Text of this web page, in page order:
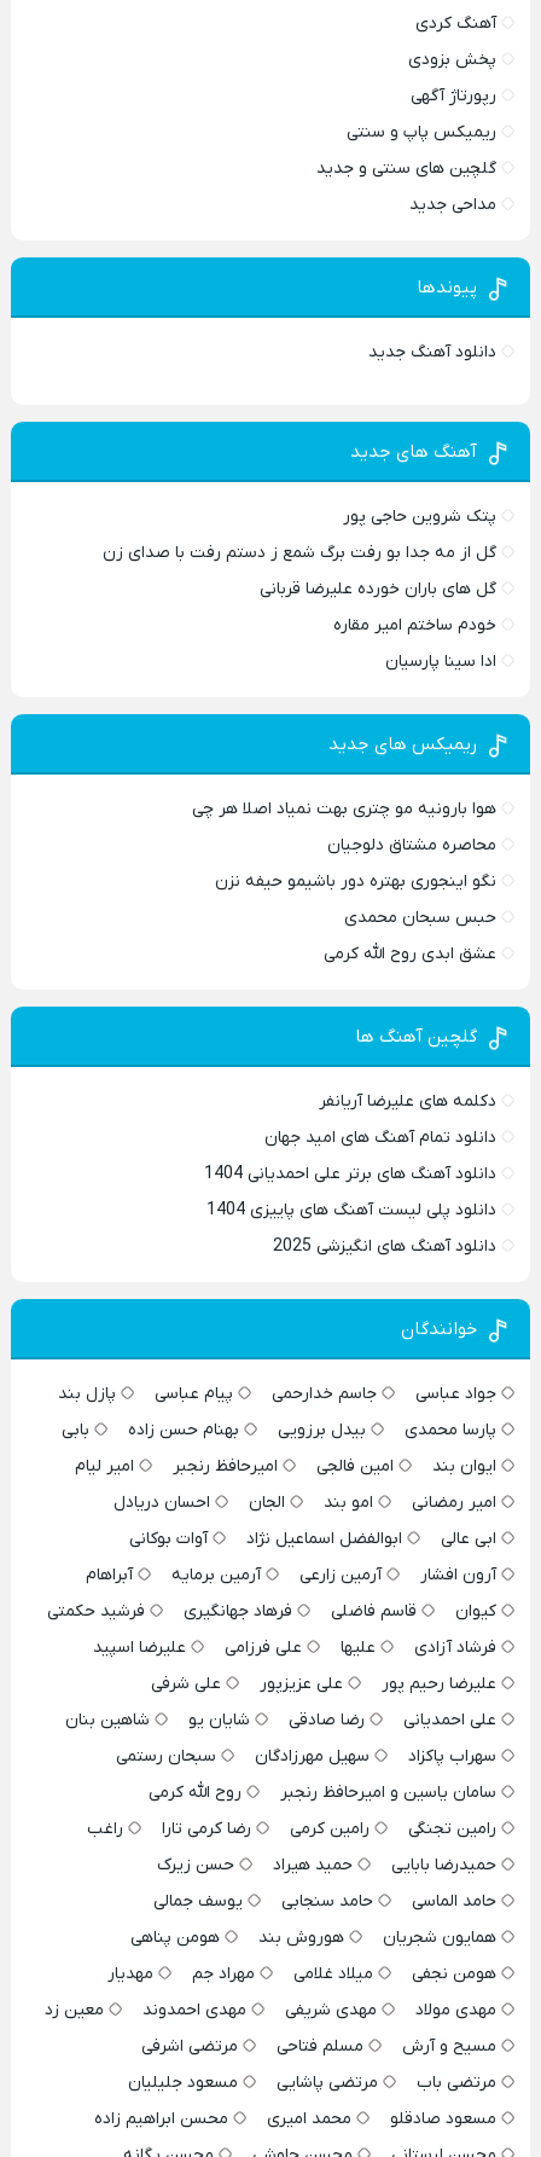
آهنگ کردی
پخش بزودی
رپورتاژ آگهی
ریمیکس پاپ و سنتی
گلچین های سنتی و جدید
مداحی جدید
پیوندها
دانلود آهنگ جدید
آهنگ های جدید
پتک شروین حاجی پور
گل از مه جدا بو رفت برگ شمع ز دستم رفت با صدای زن
گل های باران خورده علیرضا قربانی
خودم ساختم امیر مقاره
ادا سینا پارسیان
ریمیکس های جدید
هوا بارونیه مو چتری بهت نمیاد اصلا هر چی
محاصره مشتاق دلوجیان
نگو اینجوری بهتره دور باشیمو حیفه نزن
حبس سبحان محمدی
عشق ابدی روح الله کرمی
گلچین آهنگ ها
دکلمه های علیرضا آریانفر
دانلود تمام آهنگ های امید جهان
دانلود آهنگ های برتر علی احمدیانی 1404
دانلود پلی لیست آهنگ های پاییزی 1404
دانلود آهنگ های انگیزشی 2025
خوانندگان
جواد عباسی جاسم خدارحمی پیام عباسی
پازل بند
پارسا محمدی
بیدل برزویی بهنام حسن زاده
بابی
ایوان بند
امین فالجی امیرحافظ رنجبر
امیر لیام
امیر رمضانی
امو بند الجان
احسان دریادل
ابی عالی
ابوالفضل اسماعیل نژاد
آوات بوکانی
آرون افشار
آرمین زارعی آرمین برمایه
آبراهام
کیوان
قاسم فاضلی فرهاد جهانگیری
فرشید حکمتی
فرشاد آزادی
علیها علی فرزامی
علیرضا اسپید
علیرضا رحیم پور
علی عزیزپور
علی شرفی
علی احمدیانی
رضا صادقی شایان یو
شاهین بنان
سهراب پاکزاد
سهیل مهرزادگان
سبحان رستمی
سامان یاسین و امیرحافظ رنجبر
روح الله کرمی
رامین تجنگی
رامین کرمی رضا کرمی تارا
راغب
حمیدرضا بابایی
حمید هیراد
حسن زیرک
حامد الماسی
حامد سنجابی
یوسف جمالی
همایون شجریان
هوروش بند
هومن پناهی
هومن نجفی
میلاد غلامی مهراد جم
مهدیار
مهدی مولاد
مهدی شریفی مهدی احمدوند
معین زد
مسیح و آرش
مسلم فتاحی
مرتضی اشرفی
مرتضی باب
مرتضی پاشایی
مسعود جلیلیان
مسعود صادقلو
محمد امیری
محسن ابراهیم زاده